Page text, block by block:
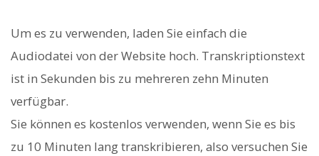
Um es zu verwenden, laden Sie einfach die
Audiodatei von der Website hoch. Transkriptionstext
ist in Sekunden bis zu mehreren zehn Minuten
verfügbar.
Sie können es kostenlos verwenden, wenn Sie es bis
zu 10 Minuten lang transkribieren, also versuchen Sie